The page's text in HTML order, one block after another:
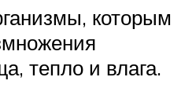
которым
тепло и влага.